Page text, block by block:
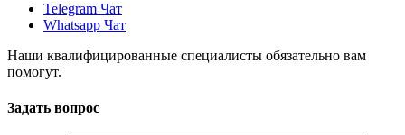
Telegram Чат
Whatsapp Чат
Наши квалифицированные специалисты обязательно вам
помогут.
Задать вопрос